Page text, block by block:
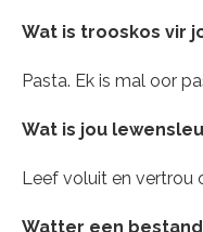
Wat is trooskos vir
Pasta. Ek is mal oor
Wat is jou
Leef voluit en vertrou
Watter een